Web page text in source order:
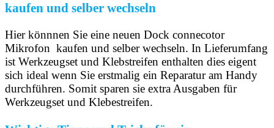
kaufen und selber wechseln
Hier könnnen Sie eine neuen Dock connecotor
Mikrofon kaufen und selber wechseln. In Lieferumfang
ist Werkzeugset und Klebstreifen enthalten dies eigent
sich ideal wenn Sie erstmalig ein Reparatur am Handy
durchführen. Somit sparen sie extra Ausgaben für
Werkzeugset und Klebestreifen.